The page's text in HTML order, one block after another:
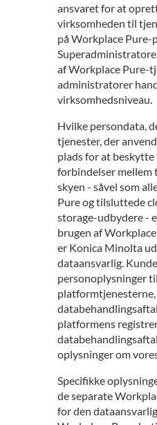
ansvaret for at
virksomheden til
på Workplace Pure-
af Workplace Pure-
administratorer
virksomhedsniveau.
Hvilke persondata,
tjenester, der
plads for at
forbindelser mellem
skyen - såvel som
Pure og tilsluttede
storage-udbydere -
brugen af
er Konica Minolta
dataansvarlig.
personoplysninger
platformens
oplysninger om
Specifikke
de separate
for den